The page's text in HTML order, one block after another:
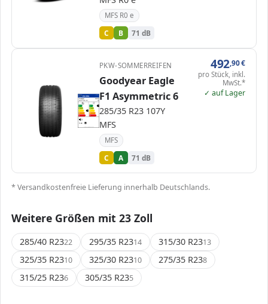
MFS R0 e
C B 71 dB
ENERG
Goodyear
596222
285/35 R23 107Y
C1
C C C
71 dB A
PKW-SOMMERREIFEN
Goodyear Eagle
F1 Asymmetric 6
285/35 R23 107Y
MFS
MFS
C A 71 dB
492,90€
pro Stück, inkl.
MwSt.*
✓ auf Lager
* Versandkostenfreie Lieferung innerhalb Deutschlands.
Weitere Größen mit 23 Zoll
285/40 R2322 295/35 R2314 315/30 R2313
325/35 R2310 325/30 R2310 275/35 R238
315/25 R236 305/35 R235